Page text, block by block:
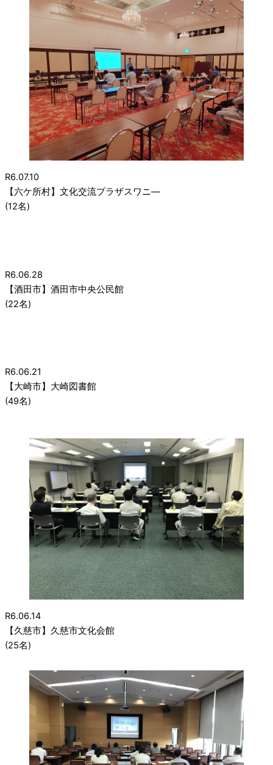
R6.07.10
【六ケ所村】文化交流プラザスワニ―
(12名)
R6.06.28
【酒田市】酒田市中央公民館
(22名)
R6.06.21
【大崎市】大崎図書館
(49名)
R6.06.14
【久慈市】久慈市文化会館
(25名)